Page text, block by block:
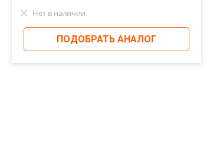
Нет в наличии
ПОДОБРАТЬ АНАЛОГ